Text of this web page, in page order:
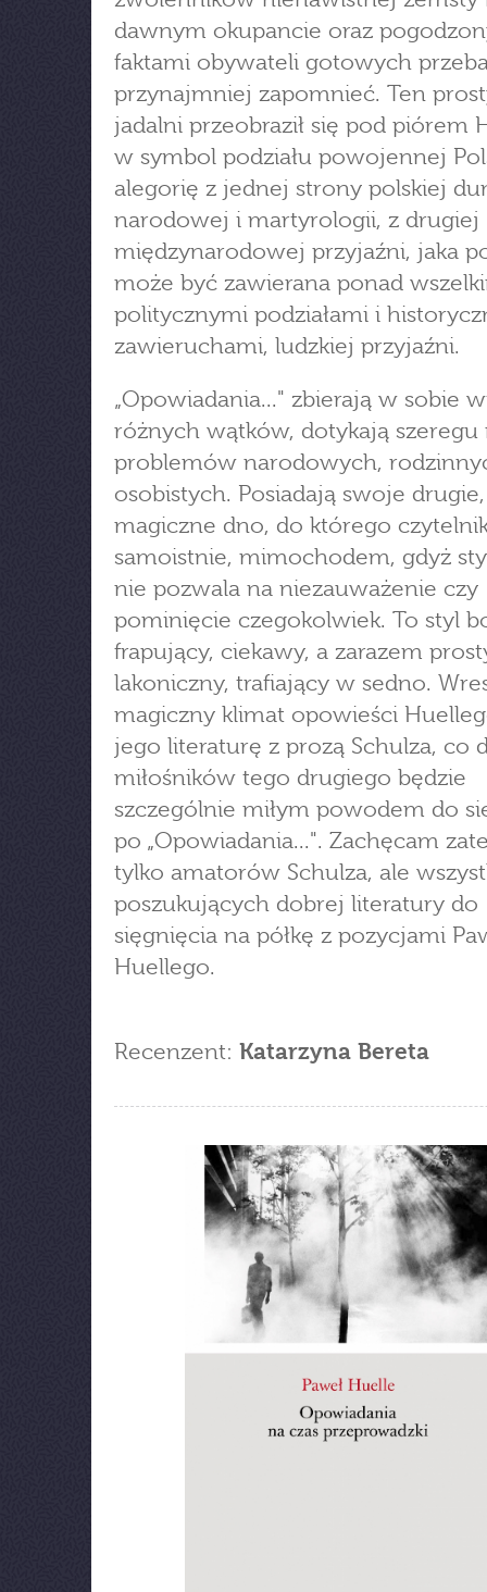
dawnym okupancie oraz
faktami obywateli gotowych
przynajmniej zapomnieć. Ten
jadalni przeobraził się pod piórem
w symbol podziału powojennej
alegorię z jednej strony polskiej
narodowej i martyrologii, z drugiej
międzynarodowej przyjaźni, jaka
może być zawierana ponad
politycznymi podziałami i
zawieruchami, ludzkiej przyjaźni.
„Opowiadania..." zbierają w sobie
różnych wątków, dotykają szeregu
problemów narodowych,
osobistych. Posiadają swoje drugie,
magiczne dno, do którego
samoistnie, mimochodem, gdyż
nie pozwala na niezauważenie czy
pominięcie czegokolwiek. To styl
frapujący, ciekawy, a zarazem
lakoniczny, trafiający w sedno.
magiczny klimat opowieści
jego literaturę z prozą Schulza, co
miłośników tego drugiego będzie
szczególnie miłym powodem do
po „Opowiadania...". Zachęcam
tylko amatorów Schulza, ale
poszukujących dobrej literatury do
sięgnięcia na półkę z pozycjami
Huellego.
Recenzent: Katarzyna Bereta